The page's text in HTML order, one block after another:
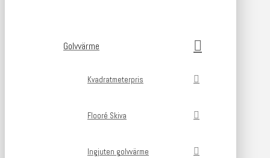
Golvvärme
Kvadratmeterpris
Flooré Skiva
Ingjuten golvvärme